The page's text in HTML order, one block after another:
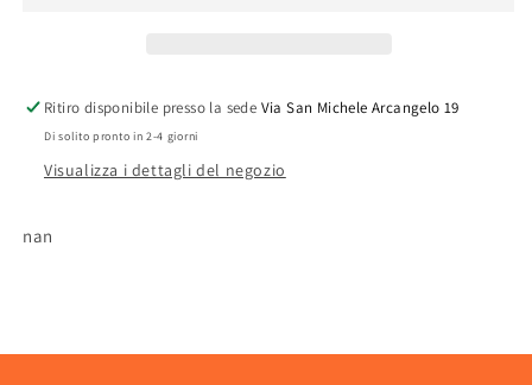
Ritiro disponibile presso la sede Via San Michele Arcangelo 19
Di solito pronto in 2-4 giorni
Visualizza i dettagli del negozio
nan